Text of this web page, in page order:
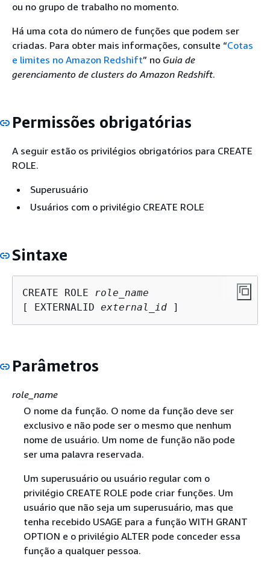
ou no grupo de trabalho no momento.
Há uma cota do número de funções que podem ser
criadas. Para obter mais informações, consulte “Cotas
e limites no Amazon Redshift” no Guia de
gerenciamento de clusters do Amazon Redshift.
Permissões obrigatórias
A seguir estão os privilégios obrigatórios para CREATE
ROLE.
Superusuário
Usuários com o privilégio CREATE ROLE
Sintaxe
CREATE ROLE role_name
[ EXTERNALID external_id ]
Parâmetros
role_name
O nome da função. O nome da função deve ser
exclusivo e não pode ser o mesmo que nenhum
nome de usuário. Um nome de função não pode
ser uma palavra reservada.
Um superusuário ou usuário regular com o
privilégio CREATE ROLE pode criar funções. Um
usuário que não seja um superusuário, mas que
tenha recebido USAGE para a função WITH GRANT
OPTION e o privilégio ALTER pode conceder essa
função a qualquer pessoa.